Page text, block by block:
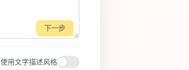
下一步
使用文字描述风格